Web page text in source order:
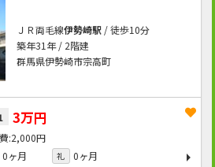
ＪＲ両毛線伊勢崎駅/ 徒歩10分
築年31年 / 2階建
群馬県伊勢崎市宗高町
3万円
2,000円
0ヶ月 礼
0ヶ月